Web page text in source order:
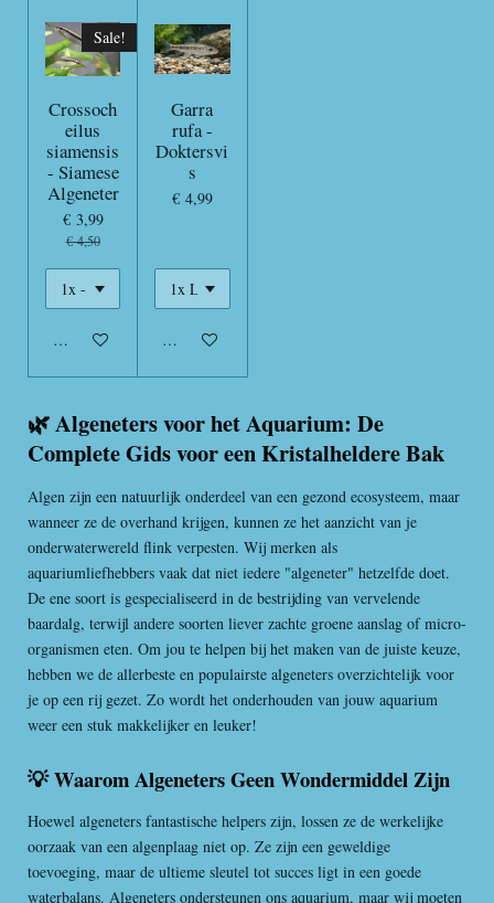
Sale!
Crossoch
eilus
siamensis
- Siamese
Algeneter
€ 3,99
€ 4,50
In winkelwagen
Garra
rufa -
Doktersvi
s
€ 4,99
In winkelwagen
🌿 Algeneters voor het Aquarium: De
Complete Gids voor een Kristalheldere Bak
Algen zijn een natuurlijk onderdeel van een gezond ecosysteem, maar
wanneer ze de overhand krijgen, kunnen ze het aanzicht van je
onderwaterwereld flink verpesten. Wij merken als
aquariumliefhebbers vaak dat niet iedere "algeneter" hetzelfde doet.
De ene soort is gespecialiseerd in de bestrijding van vervelende
baardalg, terwijl andere soorten liever zachte groene aanslag of micro-
organismen eten. Om jou te helpen bij het maken van de juiste keuze,
hebben we de allerbeste en populairste algeneters overzichtelijk voor
je op een rij gezet. Zo wordt het onderhouden van jouw aquarium
weer een stuk makkelijker en leuker!
💡 Waarom Algeneters Geen Wondermiddel Zijn
Hoewel algeneters fantastische helpers zijn, lossen ze de werkelijke
oorzaak van een algenplaag niet op. Ze zijn een geweldige
toevoeging, maar de ultieme sleutel tot succes ligt in een goede
waterbalans. Algeneters ondersteunen ons aquarium, maar wij moeten